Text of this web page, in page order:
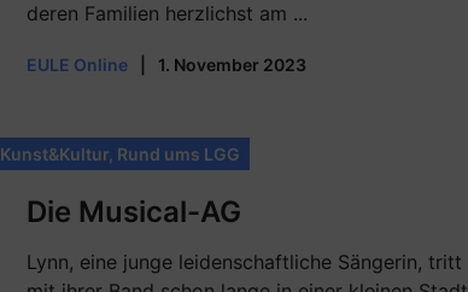
deren Familien herzlichst am ...
EULE Online 1. November 2023
Kunst&Kultur Rund ums LGG
Die Musical-AG
Lynn, eine junge leidenschaftliche Sängerin, tritt